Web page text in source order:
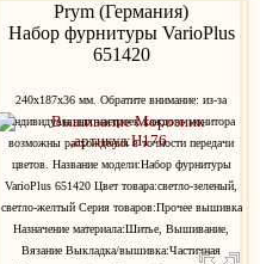
Prym (Германия)
Набор фурнитуры VarioPlus
651420
240х187х36 мм. Обратите внимание: из-за
индивидуальных настроек каждого монитора
возможны расхождения в точности передачи
цветов. Название модели:Набор фурнитуры
VarioPlus 651420 Цвет товара:светло-зеленый,
светло-желтый Серия товаров:Прочее вышивка
Назначение материала:Шитье, Вышивание,
Вязание Выкладка/вышивка:Частичная